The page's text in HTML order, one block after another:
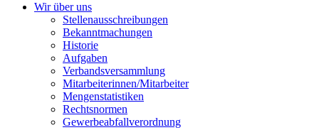
Wir über uns
Stellenausschreibungen
Bekanntmachungen
Historie
Aufgaben
Verbandsversammlung
Mitarbeiterinnen/Mitarbeiter
Mengenstatistiken
Rechtsnormen
Gewerbeabfallverordnung